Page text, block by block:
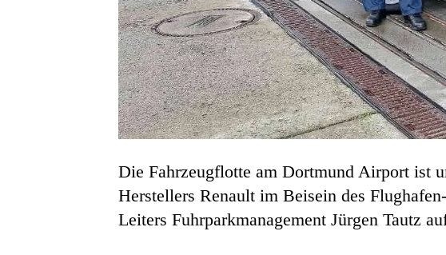
Die Fahrzeugflotte am Dortmund Airport ist
Herstellers Renault im Beisein des
Leiters Fuhrparkmanagement Jürgen Tautz